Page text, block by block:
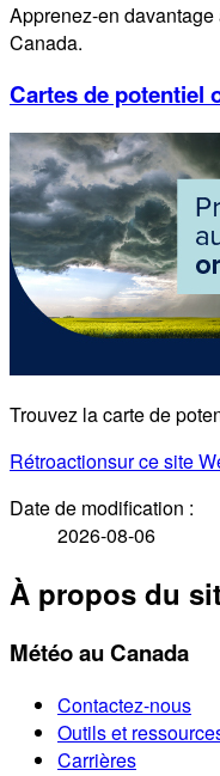
Apprenez-en
Canada.
Cartes de potentiel
Trouvez la carte de
Rétroactionsur ce site
Date de modification :
2026-08-06
À propos du
Météo au Canada
Contactez-nous
Outils et
Carrières